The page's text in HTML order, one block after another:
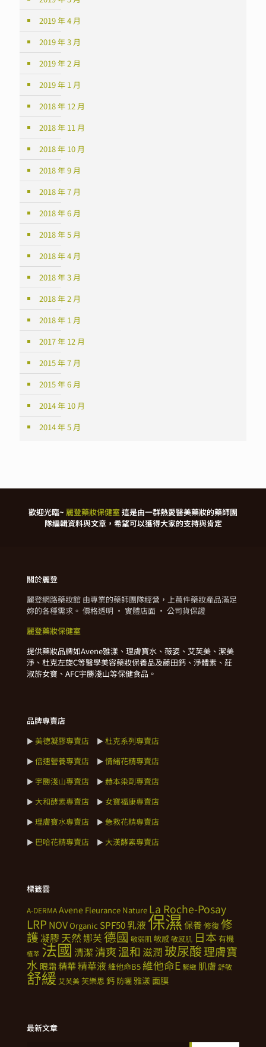
2019 年 4 月
2019 年 3 月
2019 年 2 月
2019 年 1 月
2018 年 12 月
2018 年 11 月
2018 年 10 月
2018 年 9 月
2018 年 7 月
2018 年 6 月
2018 年 5 月
2018 年 4 月
2018 年 3 月
2018 年 2 月
2018 年 1 月
2017 年 12 月
2015 年 7 月
2015 年 6 月
2014 年 10 月
2014 年 5 月
歡迎光臨~ 麗登藥妝保健室這是由一群熱愛醫美藥妝的藥師團
隊編輯資料與文章，希望可以獲得大家的支持與肯定
關於麗登
麗登網路藥妝館 由專業的藥師團隊經營，上萬件藥妝產品滿足
妳的各種需求。 價格透明 · 實體店面 · 公司貨保證
麗登藥妝保健室
提供藥妝品牌如Avene雅漾、理膚寶水、薇姿、艾芙美、潔美
淨、杜克左旋C等醫學美容藥妝保養品及藤田鈣、淨體素、莊
淑旂女寶、AFC宇勝淺山等保健食品。
品牌專賣店
► 美德凝膠專賣店 ► 杜克系列專賣店
► 倍速營養專賣店 ► 情緒花精專賣店
► 宇勝淺山專賣店 ► 赫本染劑專賣店
► 大和酵素專賣店 ► 女寶福康專賣店
► 理膚寶水專賣店 ► 急救花精專賣店
► 巴哈花精專賣店 ► 大漢酵素專賣店
標籤雲
A-DERMAAvene Fleurance Nature La Roche-Posay
LRP NOVOrganic SPF50乳液 保濕保養修復修
護凝膠 天然娜芙德國 敏弱肌敏感敏感肌 日本 有機
植萃 法國清潔 清爽溫和 滋潤 玻尿酸理膚寶
水 眼霜 精華精華液 維他命B5 維他命E 緊緻 肌膚 舒敏
舒緩 艾芙美芙樂思 鈣 防曬雅漾面膜
最新文章